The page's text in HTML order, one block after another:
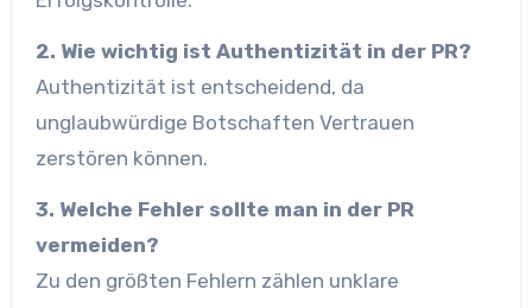
2. Wie wichtig ist Authentizität in der PR?
Authentizität ist entscheidend, da
unglaubwürdige Botschaften Vertrauen
zerstören können.
3. Welche Fehler sollte man in der PR
vermeiden?
Zu den größten Fehlern zählen unklare